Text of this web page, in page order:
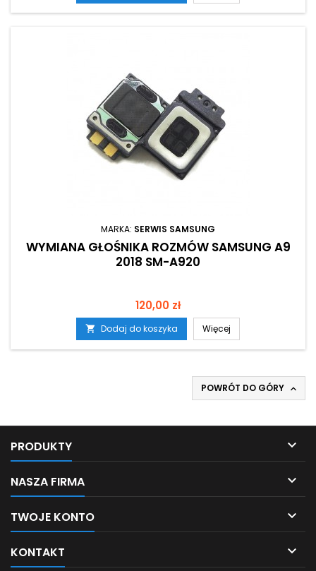
MARKA: SERWIS SAMSUNG
WYMIANA GŁOŚNIKA ROZMÓW SAMSUNG A9
2018 SM-A920
Cena
120,00 zł
 Dodaj do koszyka Więcej
POWRÓT DO GÓRY 
PRODUKTY 
NASZA FIRMA 
TWOJE KONTO 
KONTAKT 